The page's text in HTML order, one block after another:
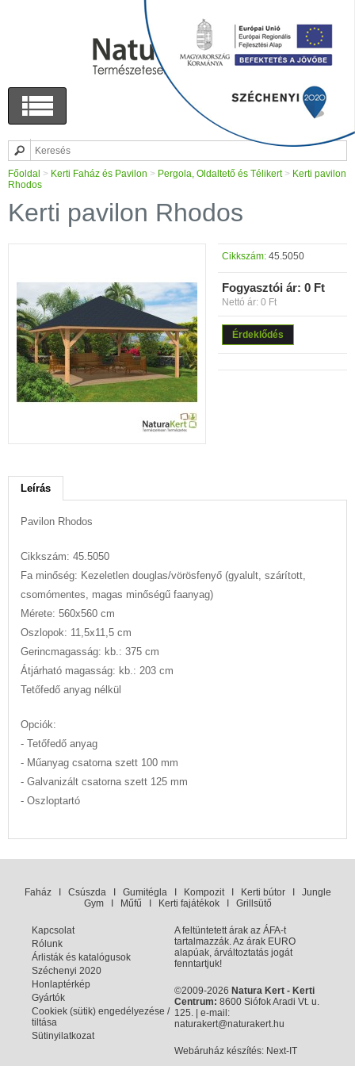
Főoldal > Kerti Faház és Pavilon > Pergola, Oldaltető és Télikert> Kerti pavilon
Rhodos
Kerti pavilon Rhodos
Cikkszám: 45.5050
Fogyasztói ár: 0 Ft
Nettó ár: 0 Ft
Érdeklődés
Leírás
Pavilon Rhodos
Cikkszám: 45.5050
Fa minőség: Kezeletlen douglas/vörösfenyő (gyalult, szárított,
csomómentes, magas minőségű faanyag)
Mérete: 560x560 cm
Oszlopok: 11,5x11,5 cm
Gerincmagasság: kb.: 375 cm
Átjárható magasság: kb.: 203 cm
Tetőfedő anyag nélkül
Opciók:
- Tetőfedő anyag
- Műanyag csatorna szett 100 mm
- Galvanizált csatorna szett 125 mm
- Oszloptartó
FaházI CsúszdaI GumitéglaI KompozitI Kerti bútorI Jungle
GymI Műfű Kerti fajátékokI Grillsütő
Kapcsolat
Rólunk
Árlisták és katalógusok
Széchenyi 2020
Honlaptérkép
Gyártók
Cookiek (sütik) engedélyezése /
tiltása
Sütinyilatkozat
A feltüntetett árak az ÁFA-t
tartalmazzák. Az árak EURO
alapúak, árváltoztatás jogát
fenntartjuk!
©2009-2026 Natura Kert - Kerti
Centrum: 8600 Siófok Aradi Vt. u.
125. | e-mail:
naturakert@naturakert.hu
Webáruház készítés: Next-IT